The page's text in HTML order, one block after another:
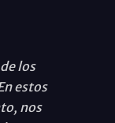
los
estos
nos